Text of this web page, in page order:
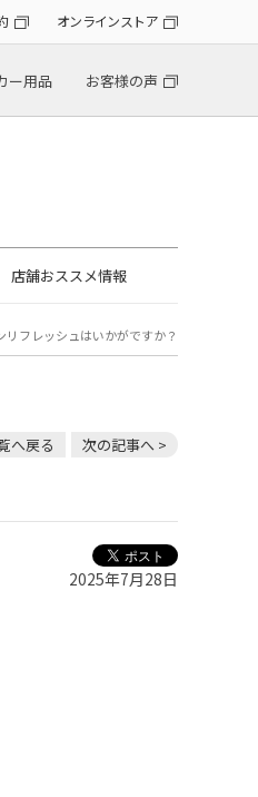
オンラインストア
ー用品 お客様の声
店舗おススメ情報
リフレッシュはいかがですか？
へ戻る 次の記事へ >
2025年7月28日